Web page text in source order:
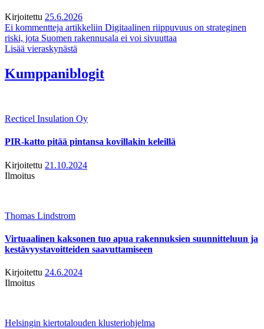
Kirjoitettu 25.6.2026
Ei kommentteja artikkeliin Digitaalinen riippuvuus on strateginen
riski, jota Suomen rakennusala ei voi sivuuttaa
Lisää vieraskynästä
Kumppaniblogit
Recticel Insulation Oy
PIR-katto pitää pintansa kovillakin keleillä
Kirjoitettu 21.10.2024
Ilmoitus
Thomas Lindstrom
Virtuaalinen kaksonen tuo apua rakennuksien suunnitteluun ja
kestävyystavoitteiden saavuttamiseen
Kirjoitettu 24.6.2024
Ilmoitus
Helsingin kiertotalouden klusteriohjelma